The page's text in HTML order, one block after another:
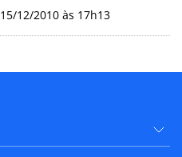
15/12/2010 às 17h13